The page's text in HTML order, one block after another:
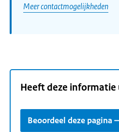
Meer contactmogelijkheden
Heeft deze informatie
Beoordeel deze pagina